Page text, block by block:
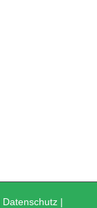
Datenschutz|